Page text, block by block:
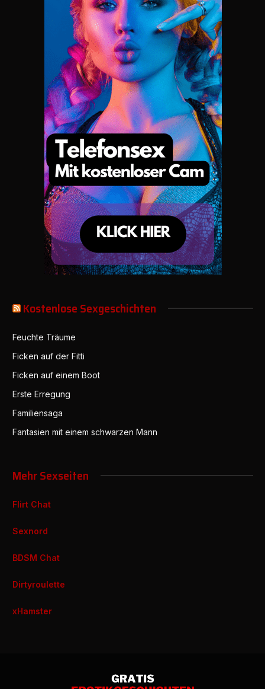
Kostenlose Sexgeschichten
Feuchte Träume
Ficken auf der Fitti
Ficken auf einem Boot
Erste Erregung
Familiensaga
Fantasien mit einem schwarzen Mann
Mehr Sexseiten
Flirt Chat
Sexnord
BDSM Chat
Dirtyroulette
xHamster